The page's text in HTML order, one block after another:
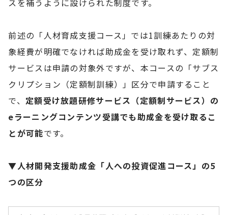
スを補うように設けられた制度です。
前述の「人材育成支援コース」では1訓練あたりの対
象経費が明確でなければ助成金を受け取れず、定額制
サービスは申請の対象外ですが、本コースの「サブス
クリプション（定額制訓練）」区分で申請すること
で、定額受け放題研修サービス（定額制サービス）の
eラーニングコンテンツ受講でも助成金を受け取るこ
とが可能です。
▼人材開発支援助成金「人への投資促進コース」の5
つの区分